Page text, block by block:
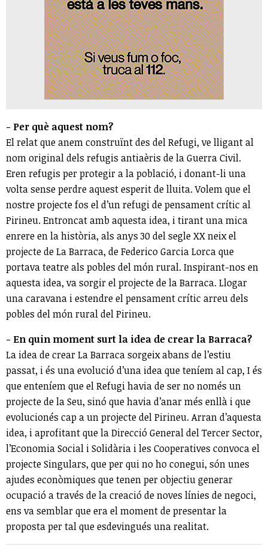
- Per què aquest nom?
El relat que anem construïnt des del Refugi, ve lligant al
nom original dels refugis antiaèris de la Guerra Civil.
Eren refugis per protegir a la població, i donant-li una
volta sense perdre aquest esperit de lluita. Volem que el
nostre projecte fos el d’un refugi de pensament crític al
Pirineu. Entroncat amb aquesta idea, i tirant una mica
enrere en la història, als anys 30 del segle XX neix el
projecte de La Barraca, de Federico Garcia Lorca que
portava teatre als pobles del món rural. Inspirant-nos en
aquesta idea, va sorgir el projecte de la Barraca. Llogar
una caravana i estendre el pensament crític arreu dels
pobles del món rural del Pirineu.
- En quin moment surt la idea de crear la Barraca?
La idea de crear La Barraca sorgeix abans de l’estiu
passat, i és una evolució d’una idea que teníem al cap, I és
que enteníem que el Refugi havia de ser no només un
projecte de la Seu, sinó que havia d’anar més enllà i que
evolucionés cap a un projecte del Pirineu. Arran d’aquesta
idea, i aprofitant que la Direcció General del Tercer Sector,
l’Economia Social i Solidària i les Cooperatives convoca el
projecte Singulars, que per qui no ho conegui, són unes
ajudes econòmiques que tenen per objectiu generar
ocupació a través de la creació de noves línies de negoci,
ens va semblar que era el moment de presentar la
proposta per tal que esdevingués una realitat.